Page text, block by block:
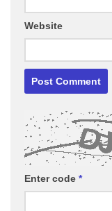
Website
Enter code *